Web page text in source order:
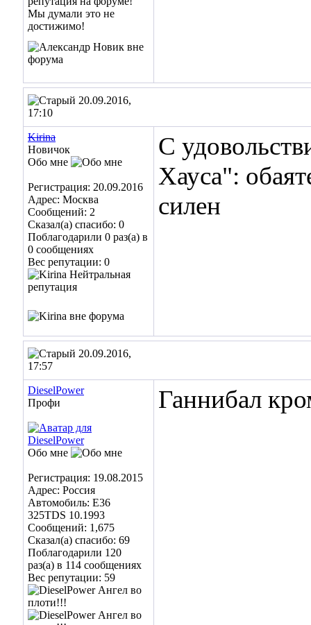
20.09.2016,
17:10
Kirina
Новичок
Обо мне
Регистрация: 20.09.2016
Адрес: Москва
Сообщений: 2
Сказал(а) спасибо: 0
Поблагодарили 0 раз(а) в
0 сообщениях
Вес репутации: 0
С
Хауса":
силен
20.09.2016,
17:57
DieselPower
Профи
Обо мне
Регистрация: 19.08.2015
Адрес: Россия
Автомобиль: Е36
325TDS 10.1993
Сообщений: 1,675
Сказал(а) спасибо: 69
Поблагодарили 120
раз(а) в 114 сообщениях
Вес репутации: 59
Ганнибал